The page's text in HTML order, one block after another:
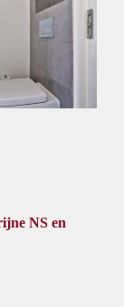
NS en